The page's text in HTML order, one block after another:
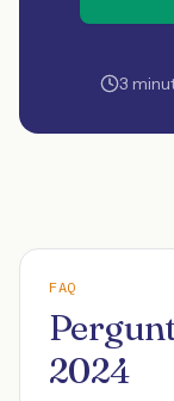
3
FAQ
2024